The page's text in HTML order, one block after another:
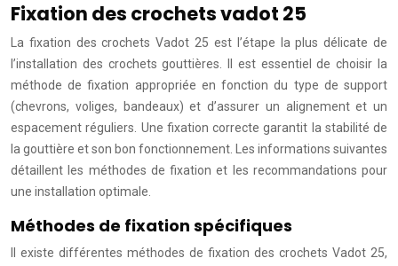
Fixation des crochets vadot 25
La fixation des crochets Vadot 25 est l’étape la plus délicate de
l’installation des crochets gouttières. Il est essentiel de choisir la
méthode de fixation appropriée en fonction du type de support
(chevrons, voliges, bandeaux) et d’assurer un alignement et un
espacement réguliers. Une fixation correcte garantit la stabilité de
la gouttière et son bon fonctionnement. Les informations suivantes
détaillent les méthodes de fixation et les recommandations pour
une installation optimale.
Méthodes de fixation spécifiques
Il existe différentes méthodes de fixation des crochets Vadot 25,